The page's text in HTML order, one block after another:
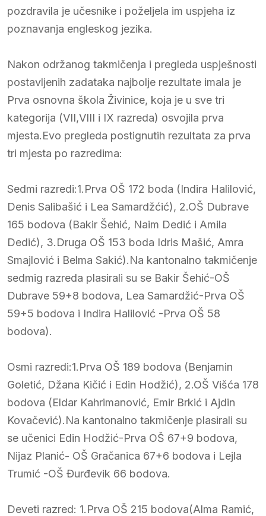
pozdravila je učesnike i poželjela im uspjeha iz
poznavanja engleskog jezika.
Nakon održanog takmičenja i pregleda uspješnosti
postavljenih zadataka najbolje rezultate imala je
Prva osnovna škola Živinice, koja je u sve tri
kategorija (VII,VIII i IX razreda) osvojila prva
mjesta.Evo pregleda postignutih rezultata za prva
tri mjesta po razredima:
Sedmi razredi:1.Prva OŠ 172 boda (Indira Halilović,
Denis Salibašić i Lea Samardžćić), 2.OŠ Dubrave
165 bodova (Bakir Šehić, Naim Dedić i Amila
Dedić), 3.Druga OŠ 153 boda Idris Mašić, Amra
Smajlović i Belma Sakić).Na kantonalno takmičenje
sedmig razreda plasirali su se Bakir Šehić-OŠ
Dubrave 59+8 bodova, Lea Samardžić-Prva OŠ
59+5 bodova i Indira Halilović -Prva OŠ 58
bodova).
Osmi razredi:1.Prva OŠ 189 bodova (Benjamin
Goletić, Džana Kičić i Edin Hodžić), 2.OŠ Višća 178
bodova (Eldar Kahrimanović, Emir Brkić i Ajdin
Kovačević).Na kantonalno takmičenje plasirali su
se učenici Edin Hodžić-Prva OŠ 67+9 bodova,
Nijaz Planić- OŠ Gračanica 67+6 bodova i Lejla
Trumić -OŠ Đurđevik 66 bodova.
Deveti razred: 1.Prva OŠ 215 bodova(Alma Ramić,